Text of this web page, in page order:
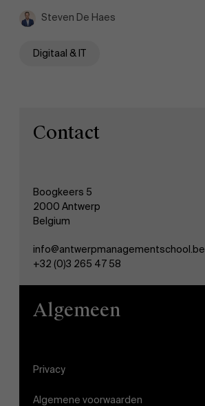
Steven De Haes
Digitaal & IT
Contact
Boogkeers 5
2000 Antwerp
Belgium
info@antwerpmanagementschool.be
+32 (0)3 265 47 58
Algemeen
Privacy
Algemene voorwaarden